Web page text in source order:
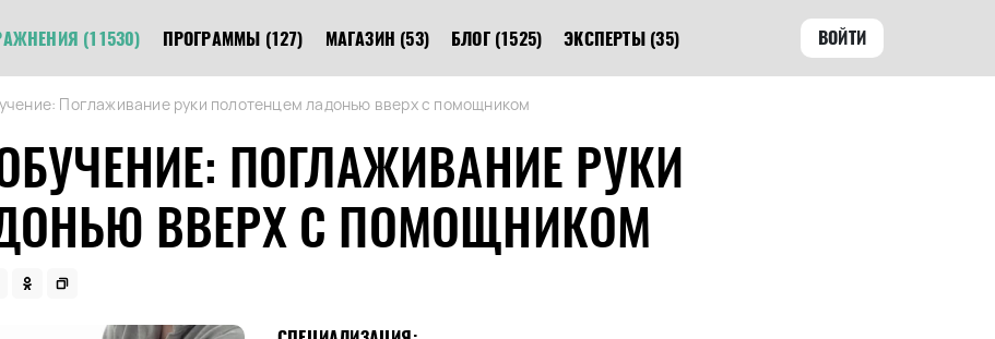
(11530) ПРОГРАММЫ (127) МАГАЗИН (53) БЛОГ (1525) ЭКСПЕРТЫ (35) ВОЙТИ
Поглаживание руки полотенцем ладонью вверх с помощником
ПОГЛАЖИВАНИЕ РУКИ
ВВЕРХ С ПОМОЩНИКОМ